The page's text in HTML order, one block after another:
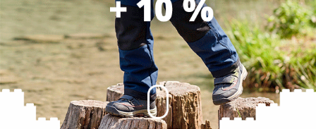
Ingen kemisk rens
Må ikke bleges, og brug ikke vaskepulver
indeholdende optisk hvidt.
Vi sender ind til kl. 14:00 på alle hverdage
Nem retur med forudbetalt label
2-3 dages levering
It looks like you're visiting our Danish site.
Click the button below to go to our EU
webshop.
Go to KABOOKI.com